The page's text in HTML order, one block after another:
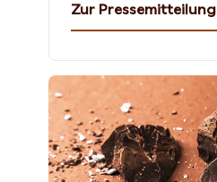
Zur Pressemitteilung